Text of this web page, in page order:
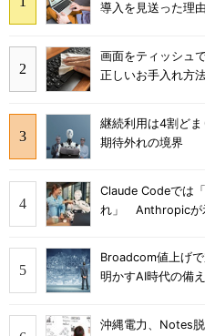
導入を見送った理由
画面をティッシュ
正しいお手入れ方
継続利用は4割ど
期待外れの境界
Claude Codeでは
れ」 Anthropicが
Broadcom値上げ
明かすAI時代の備え
沖縄電力、Notes